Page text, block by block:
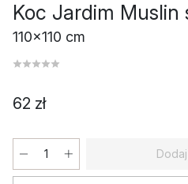
Koc Jardim Muslin
110x110 cm
62 zł